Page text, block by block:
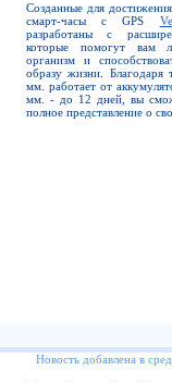
Созданные для
смарт-часы с GPS
разработаны с
которые помогут вам
организм и
образу жизни. Благодаря
мм. работает от
мм. - до 12 дней, вы
полное представление о
Новость добавлена в